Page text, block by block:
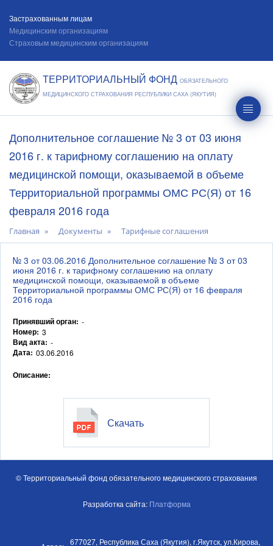
Застрахованным лицам
Медицинским организациям
Страховым медицинским организациям
ТЕРРИТОРИАЛЬНЫЙ ФОНД ОБЯЗАТЕЛЬНОГО
МЕДИЦИНСКОГО СТРАХОВАНИЯ РЕСПУБЛИКИ САХА (ЯКУТИЯ)
Дополнительное соглашение № 3 от 03 июня
2016 г. к тарифному соглашению на оплату
медицинской помощи, оказываемой в объеме
Территориальной программы ОМС РС(Я) от 16
февраля 2016 года
Главная Документы Тарифные соглашения
№ 3 от 03.06.2016 Дополнительное соглашение № 3 от 03
июня 2016 г. к тарифному соглашению на оплату
медицинской помощи, оказываемой в объеме
Территориальной программы ОМС РС(Я) от 16 февраля
2016 года
Принявший орган: -
Номер: 3
Вид акта: -
Дата: 03.06.2016
Описание:
Скачать
© Территориальный фонд обязательного медицинского страхования
Разработка сайта: Платформа
677027, Республика Саха (Якутия), г.Якутск, ул.Кирова,